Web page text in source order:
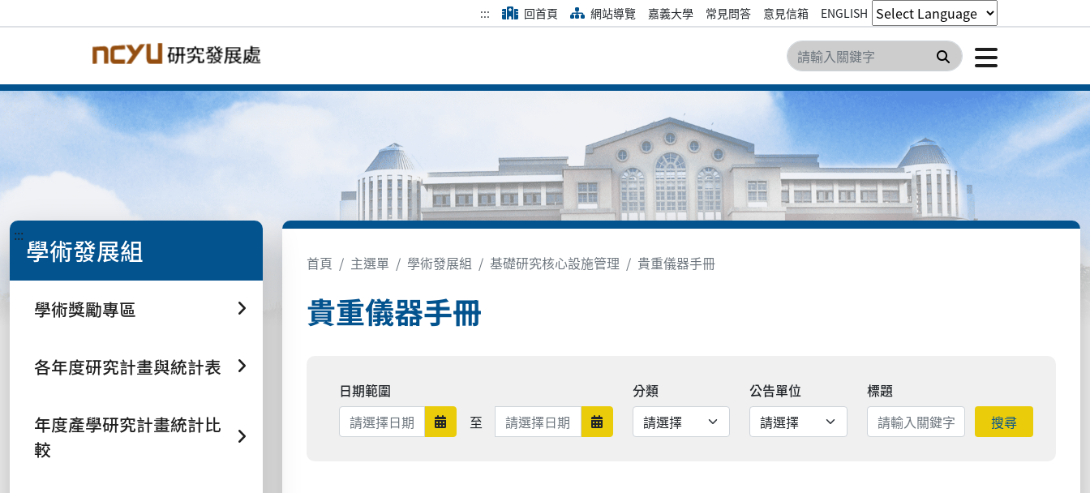
::: 回首頁 網站導覽 嘉義大學 常見問答 意見信箱 ENGLISH
搜尋 點擊開
::: 學術發展組
學術獎勵專區
各年度研究計畫與統計表
年度產學研究計畫統計比
較
首頁 主選單 學術發展組 基礎研究核心設施管理 貴重儀器手冊
貴重儀器手冊
日期範圍
日期範圍開始
至 日期範圍結束 日期範圍結束
分類 公告單位
標題
搜尋